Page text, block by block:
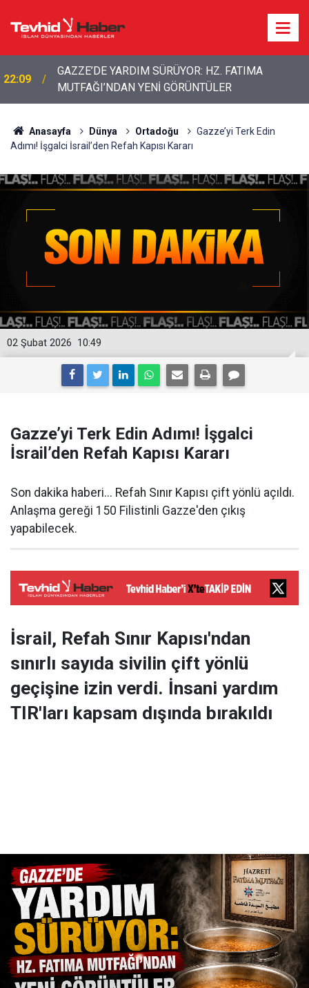
22:09
GAZZE’DE YARDIM SÜRÜYOR: HZ. FATIMA
MUTFAĞI’NDAN YENİ GÖRÜNTÜLER
Anasayfa Dünya Ortadoğu
Gazze’yi Terk Edin
Adımı! İşgalci İsrail’den Refah Kapısı Kararı
10:49
02 Şubat 2026
Gazze’yi Terk Edin Adımı! İşgalci
İsrail’den Refah Kapısı Kararı
Son dakika haberi... Refah Sınır Kapısı çift yönlü açıldı.
Anlaşma gereği 150 Filistinli Gazze'den çıkış
yapabilecek.
İsrail, Refah Sınır Kapısı'ndan
sınırlı sayıda sivilin çift yönlü
geçişine izin verdi. İnsani yardım
TIR'ları kapsam dışında bırakıldı